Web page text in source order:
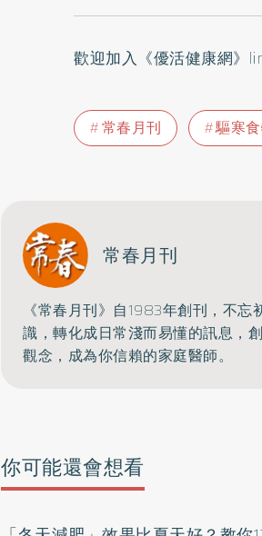
歡迎加入 《優活健康網》
常春月刊 驅寒
常春月刊
《常春月刊》自1983年創刊，不忘
識， 轉化成日常淺而易懂的訊息，
觀念，成為你信賴的家庭醫師。
你可能還會想看